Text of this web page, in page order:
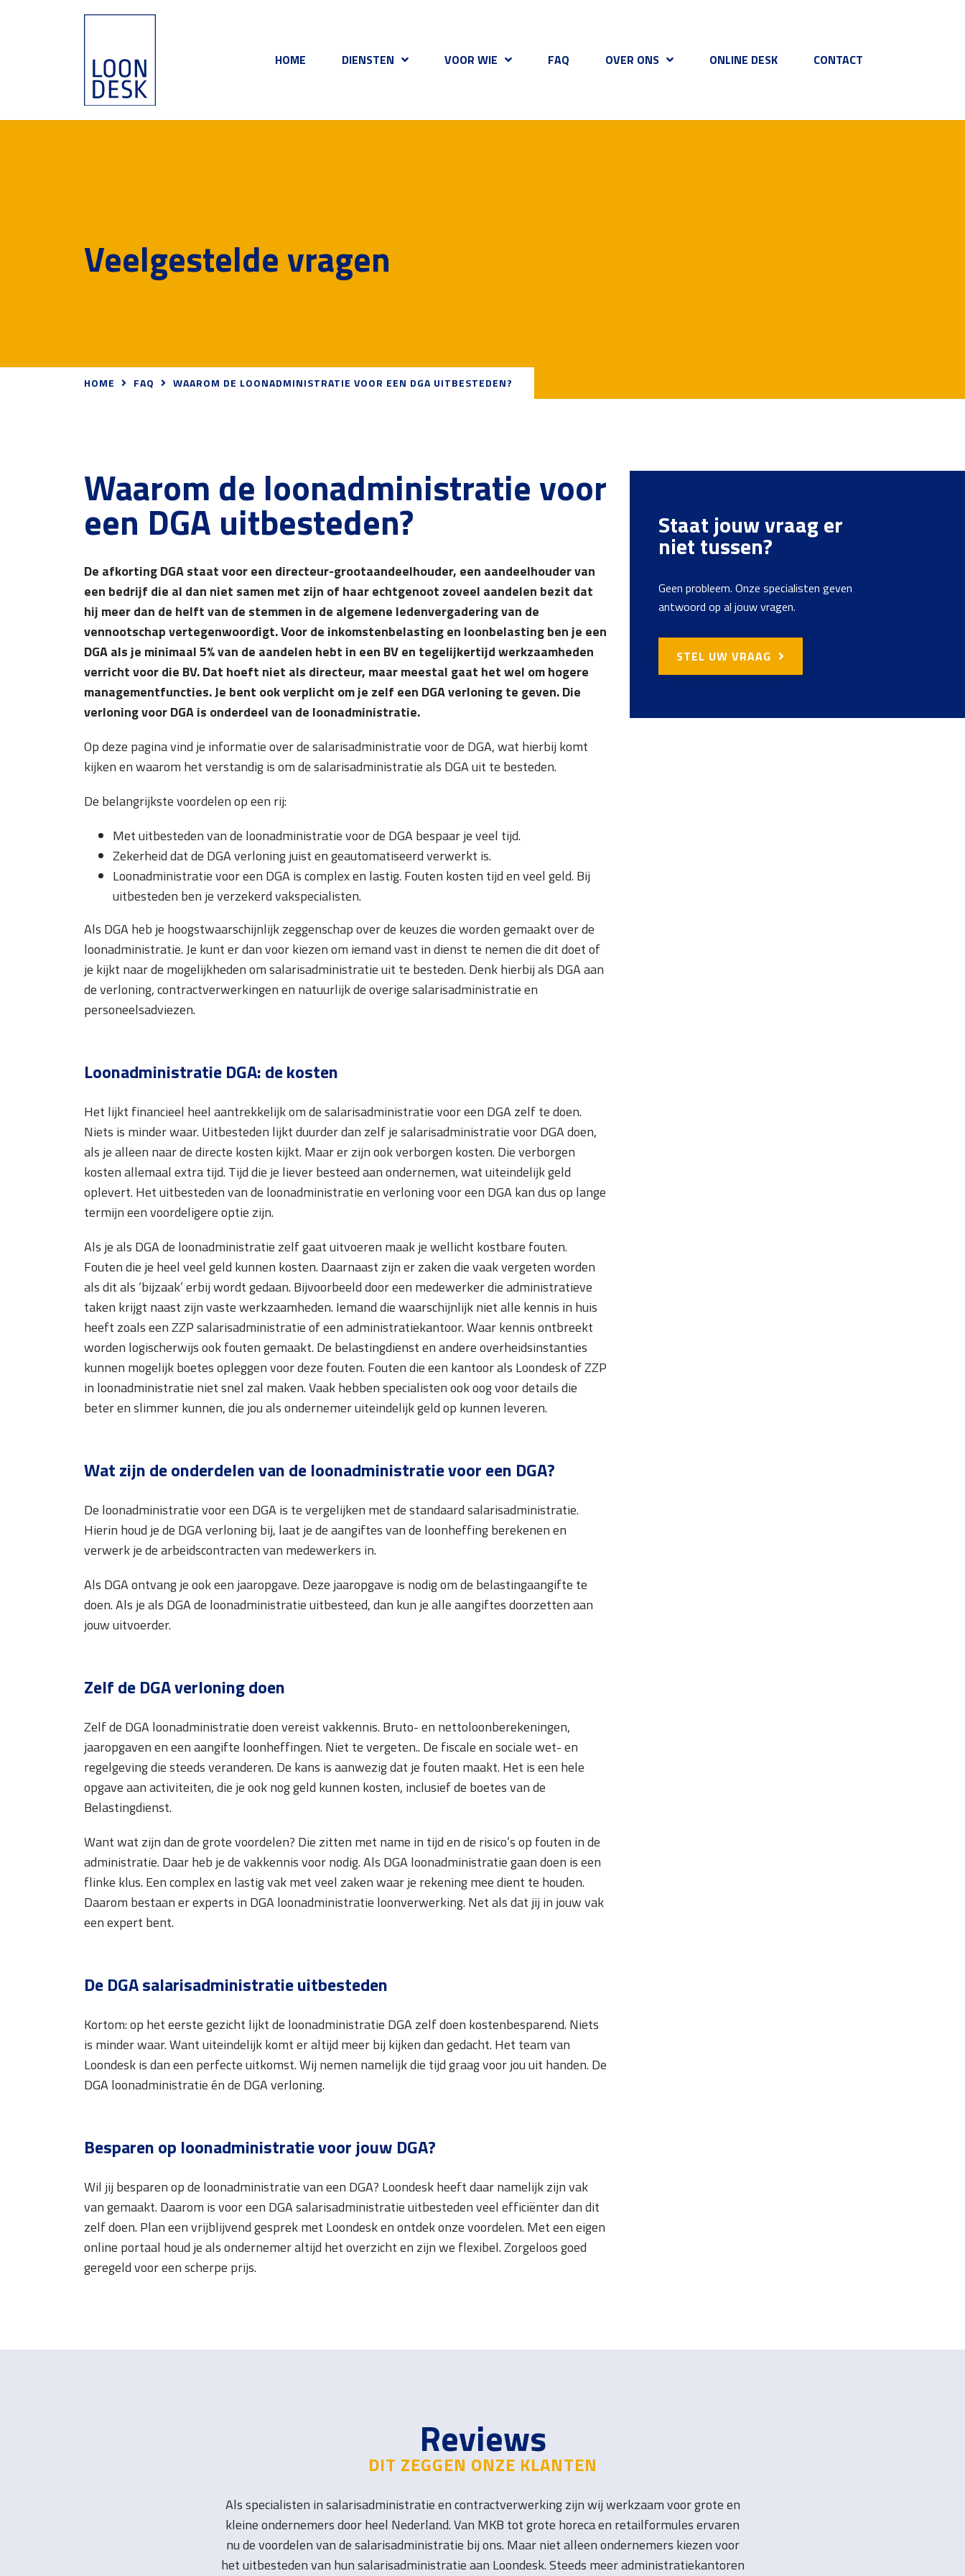
HOME DIENSTEN VOOR WIE FAQ OVER ONS ONLINE DESK CONTACT
Veelgestelde vragen
HOME FAQ WAAROM DE LOONADMINISTRATIE VOOR EEN DGA UITBESTEDEN?
Waarom de loonadministratie voor
een DGA uitbesteden?
De afkorting DGA staat voor een directeur-grootaandeelhouder, een aandeelhouder van
een bedrijf die al dan niet samen met zijn of haar echtgenoot zoveel aandelen bezit dat
hij meer dan de helft van de stemmen in de algemene ledenvergadering van de
vennootschap vertegenwoordigt. Voor de inkomstenbelasting en loonbelasting ben je een
DGA als je minimaal 5% van de aandelen hebt in een BV en tegelijkertijd werkzaamheden
verricht voor die BV. Dat hoeft niet als directeur, maar meestal gaat het wel om hogere
managementfuncties. Je bent ook verplicht om je zelf een DGA verloning te geven. Die
verloning voor DGA is onderdeel van de loonadministratie.
Op deze pagina vind je informatie over de salarisadministratie voor de DGA, wat hierbij komt
kijken en waarom het verstandig is om de salarisadministratie als DGA uit te besteden.
De belangrijkste voordelen op een rij:
Met uitbesteden van de loonadministratie voor de DGA bespaar je veel tijd.
Zekerheid dat de DGA verloning juist en geautomatiseerd verwerkt is.
Loonadministratie voor een DGA is complex en lastig. Fouten kosten tijd en veel geld. Bij
uitbesteden ben je verzekerd vakspecialisten.
Als DGA heb je hoogstwaarschijnlijk zeggenschap over de keuzes die worden gemaakt over de
loonadministratie. Je kunt er dan voor kiezen om iemand vast in dienst te nemen die dit doet of
je kijkt naar de mogelijkheden om salarisadministratie uit te besteden. Denk hierbij als DGA aan
de verloning, contractverwerkingen en natuurlijk de overige salarisadministratie en
personeelsadviezen.
Loonadministratie DGA: de kosten
Het lijkt financieel heel aantrekkelijk om de salarisadministratie voor een DGA zelf te doen.
Niets is minder waar. Uitbesteden lijkt duurder dan zelf je salarisadministratie voor DGA doen,
als je alleen naar de directe kosten kijkt. Maar er zijn ook verborgen kosten. Die verborgen
kosten allemaal extra tijd. Tijd die je liever besteed aan ondernemen, wat uiteindelijk geld
oplevert. Het uitbesteden van de loonadministratie en verloning voor een DGA kan dus op lange
termijn een voordeligere optie zijn.
Als je als DGA de loonadministratie zelf gaat uitvoeren maak je wellicht kostbare fouten.
Fouten die je heel veel geld kunnen kosten. Daarnaast zijn er zaken die vaak vergeten worden
als dit als ‘bijzaak’ erbij wordt gedaan. Bijvoorbeeld door een medewerker die administratieve
taken krijgt naast zijn vaste werkzaamheden. Iemand die waarschijnlijk niet alle kennis in huis
heeft zoals een ZZP salarisadministratie of een administratiekantoor. Waar kennis ontbreekt
worden logischerwijs ook fouten gemaakt. De belastingdienst en andere overheidsinstanties
kunnen mogelijk boetes opleggen voor deze fouten. Fouten die een kantoor als Loondesk of ZZP
in loonadministratie niet snel zal maken. Vaak hebben specialisten ook oog voor details die
beter en slimmer kunnen, die jou als ondernemer uiteindelijk geld op kunnen leveren.
Wat zijn de onderdelen van de loonadministratie voor een DGA?
De loonadministratie voor een DGA is te vergelijken met de standaard salarisadministratie.
Hierin houd je de DGA verloning bij, laat je de aangiftes van de loonheffing berekenen en
verwerk je de arbeidscontracten van medewerkers in.
Als DGA ontvang je ook een jaaropgave. Deze jaaropgave is nodig om de belastingaangifte te
doen. Als je als DGA de loonadministratie uitbesteed, dan kun je alle aangiftes doorzetten aan
jouw uitvoerder.
Zelf de DGA verloning doen
Zelf de DGA loonadministratie doen vereist vakkennis. Bruto- en nettoloonberekeningen,
jaaropgaven en een aangifte loonheffingen. Niet te vergeten.. De fiscale en sociale wet- en
regelgeving die steeds veranderen. De kans is aanwezig dat je fouten maakt. Het is een hele
opgave aan activiteiten, die je ook nog geld kunnen kosten, inclusief de boetes van de
Belastingdienst.
Want wat zijn dan de grote voordelen? Die zitten met name in tijd en de risico’s op fouten in de
administratie. Daar heb je de vakkennis voor nodig. Als DGA loonadministratie gaan doen is een
flinke klus. Een complex en lastig vak met veel zaken waar je rekening mee dient te houden.
Daarom bestaan er experts in DGA loonadministratie loonverwerking. Net als dat jij in jouw vak
een expert bent.
De DGA salarisadministratie uitbesteden
Kortom: op het eerste gezicht lijkt de loonadministratie DGA zelf doen kostenbesparend. Niets
is minder waar. Want uiteindelijk komt er altijd meer bij kijken dan gedacht. Het team van
Loondesk is dan een perfecte uitkomst. Wij nemen namelijk die tijd graag voor jou uit handen. De
DGA loonadministratie én de DGA verloning.
Besparen op loonadministratie voor jouw DGA?
Wil jij besparen op de loonadministratie van een DGA? Loondesk heeft daar namelijk zijn vak
van gemaakt. Daarom is voor een DGA salarisadministratie uitbesteden veel efficiënter dan dit
zelf doen. Plan een vrijblijvend gesprek met Loondesk en ontdek onze voordelen. Met een eigen
online portaal houd je als ondernemer altijd het overzicht en zijn we flexibel. Zorgeloos goed
geregeld voor een scherpe prijs.
Staat jouw vraag er
niet tussen?
Geen probleem. Onze specialisten geven
antwoord op al jouw vragen.
STEL UW VRAAG
Reviews
DIT ZEGGEN ONZE KLANTEN
Als specialisten in salarisadministratie en contractverwerking zijn wij werkzaam voor grote en
kleine ondernemers door heel Nederland. Van MKB tot grote horeca en retailformules ervaren
nu de voordelen van de salarisadministratie bij ons. Maar niet alleen ondernemers kiezen voor
het uitbesteden van hun salarisadministratie aan Loondesk. Steeds meer administratiekantoren